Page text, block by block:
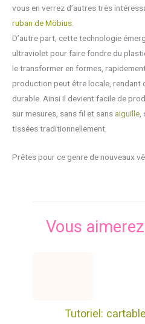
vous en verrez d’autres très
ruban de Möbius
D’autre part, cette technologie
ultraviolet pour faire fondre du
le transformer en formes,
production peut être locale, rendant
durable. Ainsi il devient facile de
sur mesures, sans fil et sans aiguille
tissées traditionnellement.
Prêtes pour ce genre de nouveaux
Vous
Tutoriel: